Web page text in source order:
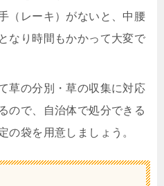
（レーキ）がないと、中腰
なり時間もかかって大変で
草の分別・草の収集に対応
ので、自治体で処分できる
の袋を用意しましょう。